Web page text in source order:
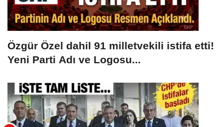
Özgür Özel dahil 91 milletvekili istifa etti!
Yeni Parti Adı ve Logosu...